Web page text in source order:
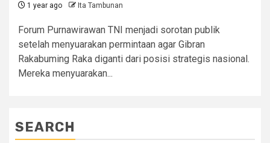
1 year ago Ita Tambunan
Forum Purnawirawan TNI menjadi sorotan publik
setelah menyuarakan permintaan agar Gibran
Rakabuming Raka diganti dari posisi strategis nasional.
Mereka menyuarakan...
SEARCH